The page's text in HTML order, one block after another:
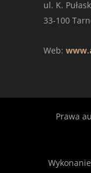
ul. K.
33-100
Web:
Prawa